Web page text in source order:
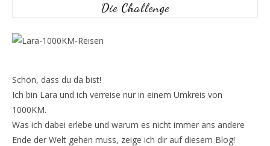
Die Challenge
Schön, dass du da bist!
Ich bin Lara und ich verreise nur in einem Umkreis von
1000KM.
Was ich dabei erlebe und warum es nicht immer ans andere
Ende der Welt gehen muss, zeige ich dir auf diesem Blog!